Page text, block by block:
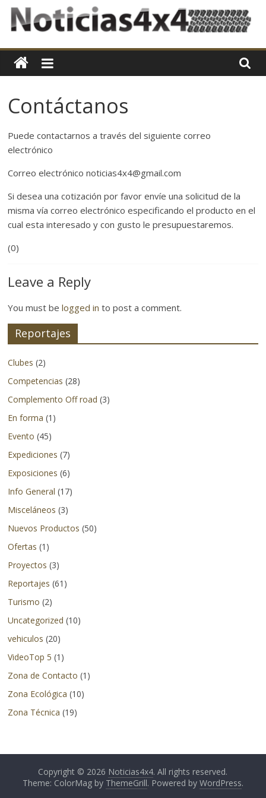
Skip
Noticias4x4
En
nos
en
mantener
nuestros
al
día
en
cuanto
4×4
y
la
se
refiere.
No
cubriendo
eventos
y
lanzamientos
productos
nacionales
sino
logrando
adentrarnos
en
otros
países.
Contáctanos
Puede contactarnos a través del siguiente correo
electrónico
Correo electrónico noticias4x4@gmail.com
Si desea una cotización por favor envíe una solicitud de la
misma vía correo electrónico especificando el producto en el
cual esta interesado y con gusto le presupuestaremos.
(0)
Leave a Reply
You must belogged in to post a comment.
Reportajes
Clubes (2)
Competencias (28)
Complemento Off road (3)
En forma (1)
Evento (45)
Expediciones (7)
Exposiciones (6)
Info General (17)
Misceláneos (3)
Nuevos Productos (50)
Ofertas (1)
Proyectos (3)
Reportajes (61)
Turismo (2)
Uncategorized (10)
vehiculos (20)
VideoTop 5 (1)
Zona de Contacto (1)
Zona Ecológica (10)
Zona Técnica (19)
Copyright © 2026 Noticias4x4. All rights reserved.
Theme: ColorMag by ThemeGrill. Powered by WordPress.